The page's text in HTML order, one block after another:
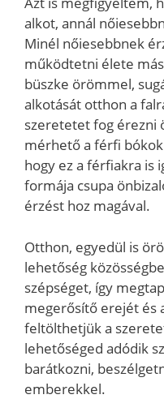
alkot, annál
Minél nőiesebbnek
működtetni élete
büszke örömmel,
alkotását otthon a
szeretetet fog érezni
mérhető a férfi
hogy ez a férfiakra is
formája csupa
érzést hoz magával.
Otthon, egyedül is
lehetőség
szépséget, így
megerősítő erejét és
feltölthetjük a
lehetőséged adódik
barátkozni,
emberekkel.